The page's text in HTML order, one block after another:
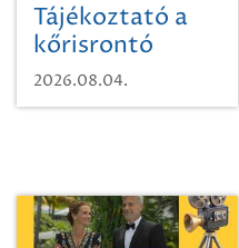
Tájékoztató a
kőrisrontó
karcsúdíszbogárról
2026.08.04.